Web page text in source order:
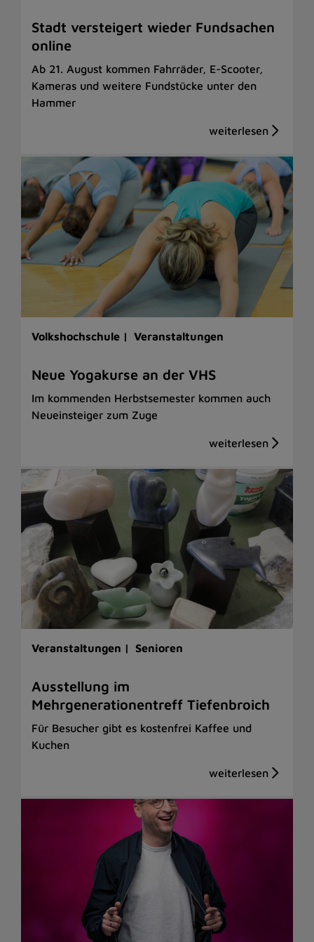
Stadt versteigert wieder Fundsachen
online
Ab 21. August kommen Fahrräder, E-Scooter,
Kameras und weitere Fundstücke unter den
Hammer
Volkshochschule | Veranstaltungen
Neue Yogakurse an der VHS
Im kommenden Herbstsemester kommen auch
Neueinsteiger zum Zuge
Veranstaltungen | Senioren
Ausstellung im
Mehrgenerationentreff Tiefenbroich
Für Besucher gibt es kostenfrei Kaffee und
Kuchen